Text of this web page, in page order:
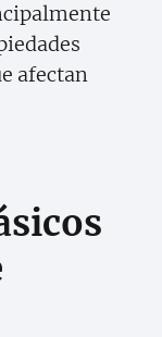
afectan